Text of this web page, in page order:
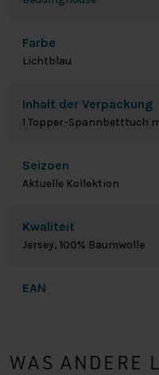
Farbe
Lichtblau
Inhalt der Verpackung
1 Topper-Spannbetttuch
Seizoen
Aktuelle Kollektion
Kwaliteit
Jersey, 100% Baumwolle
EAN
WAS ANDERE